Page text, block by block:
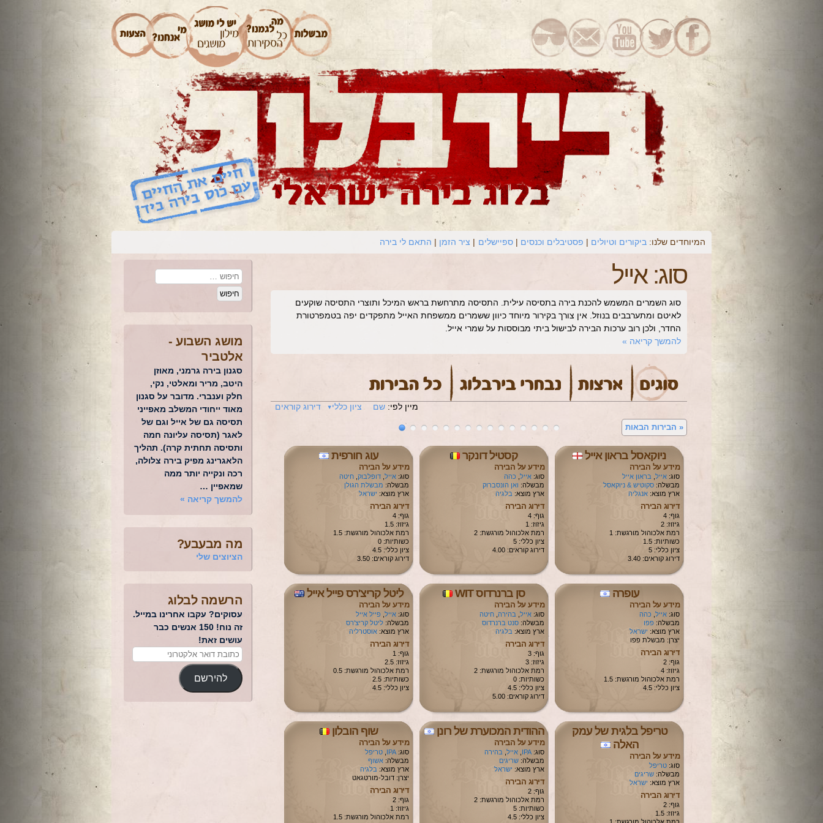
המיוחדים שלנו: ביקורים וטיולים פסטיבלים וכנסים ספיישלים ציר הזמן התאם לי בירה
סוג:אייל
סוג השמרים המשמש להכנת בירה בתסיסה עילית. התסיסה מתרחשת בראש המיכל ותוצרי התסיסה שוקעים
לאיטם ומתערבבים בנוזל. אין צורך בקירור מיוחד כיוון ששמרים ממשפחת האייל מתפקדים יפה בטמפרטורת
החדר, ולכן רוב ערכות הבירה לבישול ביתי מבוססות על שמרי אייל.
להמשך קריאה »
מיין לפי: שם ציון כללי דירוג קוראים
« הבירות הבאות
ניוקאסל בראון אייל
מידע על הבירה
סוג: אייל בראון אייל
מבשלה: סקוטיש & ניוקאסל
ארץ מוצא: אנגליה
דירוג הבירה
גוף: 4
גיזוז: 2
רמת אלכוהול מורגשת: 1
כשותיות: 1.5
ציון כללי: 5
דירוג קוראים: 3.40
קסטיל דונקר
מידע על הבירה
סוג: אייל כהה
מבשלה: ואן הונסברוק
ארץ מוצא: בלגיה
דירוג הבירה
גוף: 4
גיזוז: 1
רמת אלכוהול מורגשת: 2
ציון כללי: 5
דירוג קוראים: 4.00
עוג חורפית
מידע על הבירה
סוג: אייל דופלבוק חיטה
מבשלה: מבשלת הגולן
ארץ מוצא: ישראל
דירוג הבירה
גוף: 4
גיזוז: 1.5
רמת אלכוהול מורגשת: 1.5
כשותיות: 0
ציון כללי: 4.5
דירוג קוראים: 3.50
עופרה
מידע על הבירה
סוג: אייל כהה
מבשלה: פפו
ארץ מוצא: ישראל
יצרן: מבשלת פפו
דירוג הבירה
גוף: 2
גיזוז: 4
רמת אלכוהול מורגשת: 1.5
ציון כללי: 4.5
סן ברנרדוס WIT
מידע על הבירה
סוג: אייל בהירה חיטה
מבשלה: סנט ברנרדוס
ארץ מוצא: בלגיה
דירוג הבירה
גוף: 3
גיזוז: 3
רמת אלכוהול מורגשת: 2
כשותיות: 0
ציון כללי: 4.5
דירוג קוראים: 5.00
ליטל קריצ'רס פייל אייל
מידע על הבירה
סוג: אייל פייל אייל
מבשלה: ליטל קריצ'רס
ארץ מוצא: אוסטרליה
דירוג הבירה
גוף: 1
גיזוז: 2.5
רמת אלכוהול מורגשת: 0.5
כשותיות: 2.5
ציון כללי: 4.5
טריפל בלגית של עמק
האלה
מידע על הבירה
סוג: טריפל
מבשלה: שריגים
ארץ מוצא: ישראל
דירוג הבירה
גוף: 2
גיזוז: 1.5
רמת אלכוהול מורגשת: 1
ההודית המכוערת של רונן
מידע על הבירה
סוג: IPA אייל בהירה
מבשלה: שריגים
ארץ מוצא: ישראל
דירוג הבירה
גוף: 2
רמת אלכוהול מורגשת: 2
כשותיות: 5
ציון כללי: 4.5
שוף הובלון
מידע על הבירה
סוג: IPA טריפל
מבשלה: אשוף
ארץ מוצא: בלגיה
יצרן: דובל-מורטגאט
דירוג הבירה
גוף: 2
גיזוז: 1
רמת אלכוהול מורגשת: 1.5
מושג השבוע -
אלטביר
סגנון בירה גרמני, מאוזן
היטב, מריר ומאלטי, נקי,
חלק וענברי. מדובר על סגנון
מאוד ייחודי המשלב מאפייני
תסיסה גם של אייל וגם של
לאגר (תסיסה עליונה חמה
ותסיסה תחתית קרה). תהליך
הלאגרינג מפיק בירה צלולה,
רכה ונקייה יותר ממה
שמאפיין …
להמשך קריאה »
מה מבעבע?
הציוצים שלי
הרשמה לבלוג
עסוקים? עקבו אחרינו במייל.
זה נוח! 150 אנשים כבר
עושים זאת!
להירשם